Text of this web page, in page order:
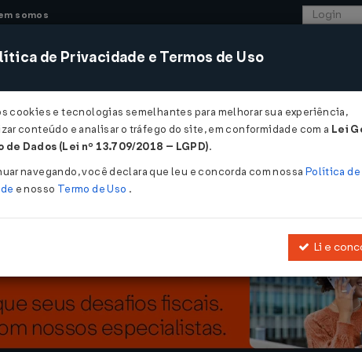
somos
CONSULTORIA SISTEMAS COMÉRCIO
devedor, mesmo anterior à dívida, pode ser desfeita...
mesmo anterior à dívida, pode ser
de Privacidade e Termos de Uso
cookies e tecnologias semelhantes para melhorar sua experiência,
conteúdo e analisar o tráfego do site, em conformidade com a Lei
de Dados (Lei nº 13.709/2018 – LGPD).
navegando, você declara que leu e concorda com nossa Política de
e nosso Termo de Uso .
Li e